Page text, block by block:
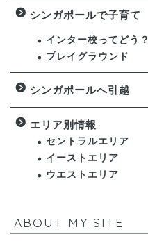
シンガポールで子育て
インター校ってどう？
プレイグラウンド
シンガポールへ引越
エリア別情報
セントラルエリア
イーストエリア
ウエストエリア
ABOUT MY SITE